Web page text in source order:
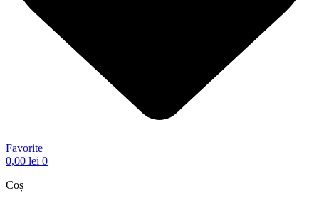
Favorite
0,00 lei 0
Coș